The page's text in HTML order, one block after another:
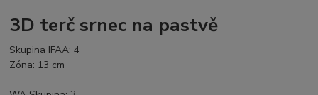
3D terč srnec na pastvě
Skupina IFAA: 4
Zóna: 13 cm